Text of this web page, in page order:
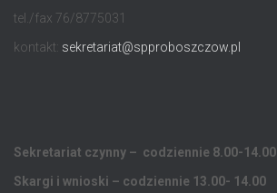
tel./fax 76/8775031
kontakt: sekretariat@spproboszczow.pl
Sekretariat czynny – codziennie 8.00-14.00
Skargi i wnioski – codziennie 13.00- 14.00